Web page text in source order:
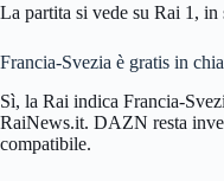
La partita si vede su Rai 1,
Francia-Svezia è gratis in
Sì, la Rai indica Francia-
RaiNews.it. DAZN resta
compatibile.